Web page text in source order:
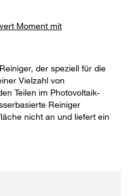
Moment mit
der speziell für die
Vielzahl von
Teilen im Photovoltaik-
Reiniger
nicht an und liefert ein